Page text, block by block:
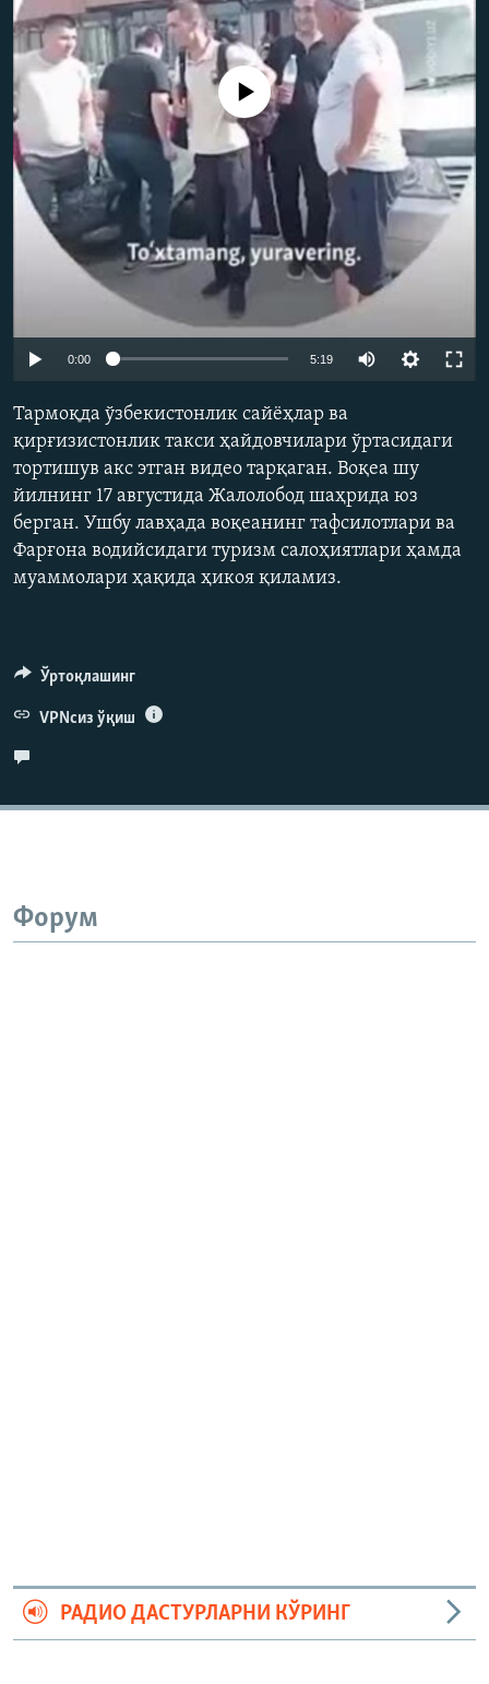
Айни дамда медиа-манба мавжуд эмас
0:00 5:19
480p
720p
1080p
Тармоқда ўзбекистонлик сайёҳлар ва
қирғизистонлик такси ҳайдовчилари ўртасидаги
тортишув акс этган видео тарқаган. Воқеа шу
йилнинг 17 августида Жалолобод шаҳрида юз
берган. Ушбу лавҳада воқеанинг тафсилотлари ва
Фарғона водийсидаги туризм салоҳиятлари ҳамда
муаммолари ҳақида ҳикоя қиламиз.
Ўртоқлашинг
VPNсиз ўқиш
Форум
РАДИО ДАСТУРЛАРНИ КЎРИНГ